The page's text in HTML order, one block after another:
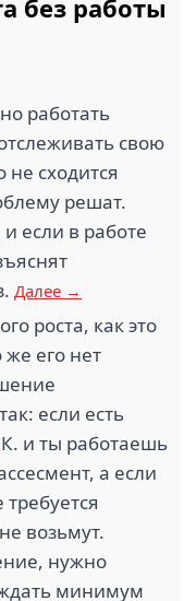
без работы
работать
свою
не сходится
решат.
и если в работе
Далее →
роста, как это
его нет
если есть
и ты работаешь
а если
возьмут.
нужно
минимум